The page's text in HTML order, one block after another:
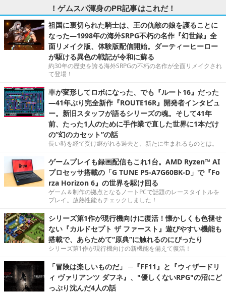
！ゲムスパ渾身のPR記事はこれだ！
祖国に裏切られた騎士は、王の仇敵の娘を護ることに
なった―1998年の海外SRPG不朽の名作『幻世録』全
面リメイク版、体験版配信開始。ダーティーヒーロー
が駆ける異色の戦記が令和に蘇る
約30年の歴史を誇る海外SRPGの不朽の名作が全面リメイクされ
て登場！
車が変形してロボになった、でも『ルート16』だった
―41年ぶり完全新作『ROUTE16R』開発者インタビュ
ー。新旧スタッフが語るシリーズの魂。そして41年
前、たった1人のために手作業で直した世界に1本だけ
の“幻のカセット”の話
長い時を経て受け継がれる過去と、新たに生まれるものとは。
ゲームプレイも録画配信もこれ1台。AMD Ryzen™ AI
プロセッサ搭載の「G TUNE P5-A7G60BK-D」で『Fo
rza Horizon 6』の世界を駆け回る
ゲーム＆制作の拠点となるノートPCで話題のレースタイトルを
プレイ。放熱性能もチェックしました！
シリーズ第1作が現行機向けに復活！懐かしくも色褪せ
ない『カルドセプト ザ ファースト』遊びやすい機能も
搭載で、あらためて“原典”に触れるのにぴったり
シリーズ第1作が現行機向けの新機能を備えて復活！
「冒険は楽しいものだ」 ─『FF11』と『ウィザードリ
ィ ヴァリアンツ ダフネ』、"優しくないRPG"の沼にど
っぷり沈んだ4人の話